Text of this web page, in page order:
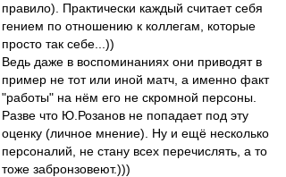
правило). Практически каждый считает себя
гением по отношению к коллегам, которые
просто так себе...))
Ведь даже в воспоминаниях они приводят в
пример не тот или иной матч, а именно факт
"работы" на нём его не скромной персоны.
Разве что Ю.Розанов не попадает под эту
оценку (личное мнение). Ну и ещё несколько
персоналий, не стану всех перечислять, а то
тоже забронзовеют.)))